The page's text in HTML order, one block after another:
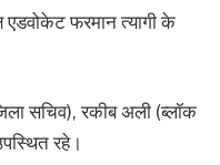
एडवोकेट फरमान त्यागी के
सचिव), रकीब अली (ब्लॉक
रहे।